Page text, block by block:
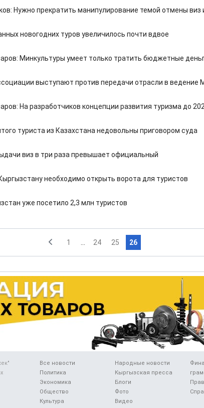
Нужно прекратить манипулирование темой отмены виз
новогодних туров увеличилось почти вдвое
Минкультуры умеет только тратить бюджетные
выступают против передачи отрасли в ведение
На разработчиков концепции развития туризма до
туриста из Казахстана недовольны приговором суда
виз в три раза превышает официальный
необходимо открыть ворота для туристов
уже посетило 2,3 млн туристов
1 24 25 26
Все новости
Политика
Экономика
Общество
Культура
Народные новости
Кыргызская пресса
Блоги
Фото
Видео